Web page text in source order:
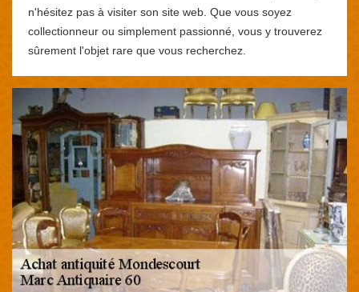
n'hésitez pas à visiter son site web. Que vous soyez
collectionneur ou simplement passionné, vous y trouverez
sûrement l'objet rare que vous recherchez.